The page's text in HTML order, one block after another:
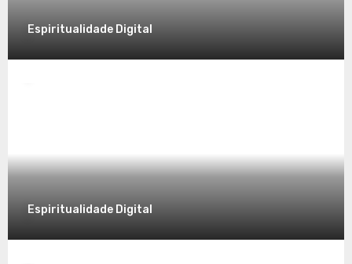
Espiritualidade Digital
Espiritualidade Digital